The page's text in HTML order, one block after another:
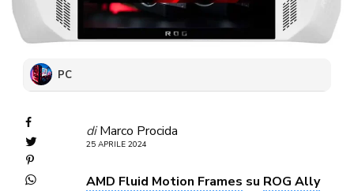
PC
di Marco Procida
25 APRILE 2024
AMD Fluid Motion Frames su ROG Ally